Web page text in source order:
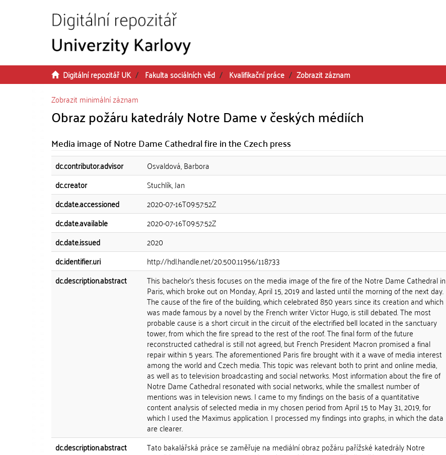
Digitální repozitář UK Fakulta sociálních věd Kvalifikační práce
Zobrazit záznam
Zobrazit minimální záznam
Obraz požáru katedrály Notre Dame v českých médiích
Media image of Notre Dame Cathedral fire in the Czech press
dc.contributor.advisor
Osvaldová, Barbora
dc.creator
Stuchlík, Jan
dc.date.accessioned
2020-07-16T09:57:52Z
dc.date.available
2020-07-16T09:57:52Z
dc.date.issued
2020
dc.identifier.uri
http://hdl.handle.net/20.500.11956/118733
dc.description.abstract
This bachelor's thesis focuses on the media image of the fire of the Notre Dame Cathedral in
Paris, which broke out on Monday, April 15, 2019 and lasted until the morning of the next day.
The cause of the fire of the building, which celebrated 850 years since its creation and which
was made famous by a novel by the French writer Victor Hugo, is still debated. The most
probable cause is a short circuit in the circuit of the electrified bell located in the sanctuary
tower, from which the fire spread to the rest of the roof. The final form of the future
reconstructed cathedral is still not agreed, but French President Macron promised a final
repair within 5 years. The aforementioned Paris fire brought with it a wave of media interest
among the world and Czech media. This topic was relevant both to print and online media,
as well as to television broadcasting and social networks. Most information about the fire of
Notre Dame Cathedral resonated with social networks, while the smallest number of
mentions was in television news. I came to my findings on the basis of a quantitative
content analysis of selected media in my chosen period from April 15 to May 31, 2019, for
which I used the Maximus application. I processed my findings into graphs, in which the data
are clearer.
dc.description.abstract Tato bakalářská práce se zaměřuje na mediální obraz požáru pařížské katedrály Notre